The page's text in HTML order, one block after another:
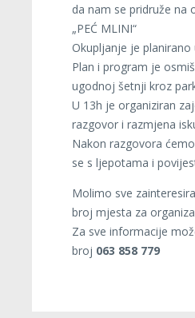
da nam se pridruže na
„PEĆ MLINI“
Okupljanje je
Plan i program je
ugodnoj šetnji kroz
U 13h je organiziran
razgovor i razmjena
Nakon razgovora
se s ljepotama i
Molimo sve
broj mjesta za
Za sve informacije
broj 063 858 779